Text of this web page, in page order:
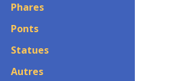
Phares
Ponts
Statues
Autres